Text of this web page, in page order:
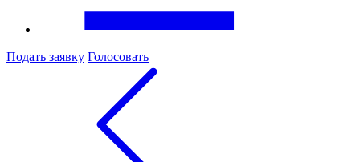
Подать заявку Голосовать